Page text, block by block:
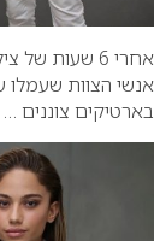
בארטיקים צוננים …